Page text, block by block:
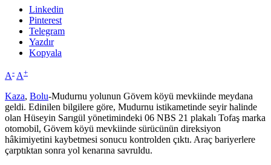
Linkedin
Pinterest
Telegram
Yazdır
Kopyala
A- A+
Kaza, Bolu-Mudurnu yolunun Gövem köyü mevkiinde meydana
geldi. Edinilen bilgilere göre, Mudurnu istikametinde seyir halinde
olan Hüseyin Sarıgül yönetimindeki 06 NBS 21 plakalı Tofaş marka
otomobil, Gövem köyü mevkiinde sürücünün direksiyon
hâkimiyetini kaybetmesi sonucu kontrolden çıktı. Araç bariyerlere
çarptıktan sonra yol kenarına savruldu.